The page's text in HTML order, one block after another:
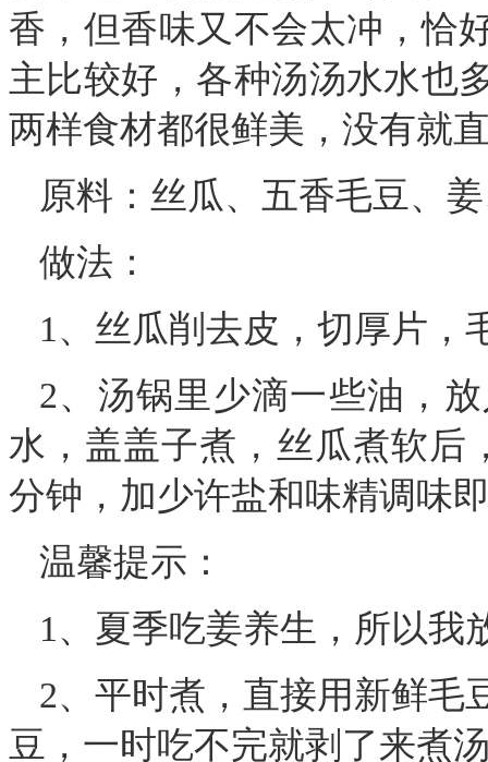
香，但香味又不会太冲，恰
主比较好，各种汤汤水水也
两样食材都很鲜美，没有就
原料：丝瓜、五香毛豆、
做法：
1、丝瓜削去皮，切厚片，
2、汤锅里少滴一些油，
水，盖盖子煮，丝瓜煮软后
分钟，加少许盐和味精调味
温馨提示：
1、夏季吃姜养生，所以我
2、平时煮，直接用新鲜毛
豆，一时吃不完就剥了来煮